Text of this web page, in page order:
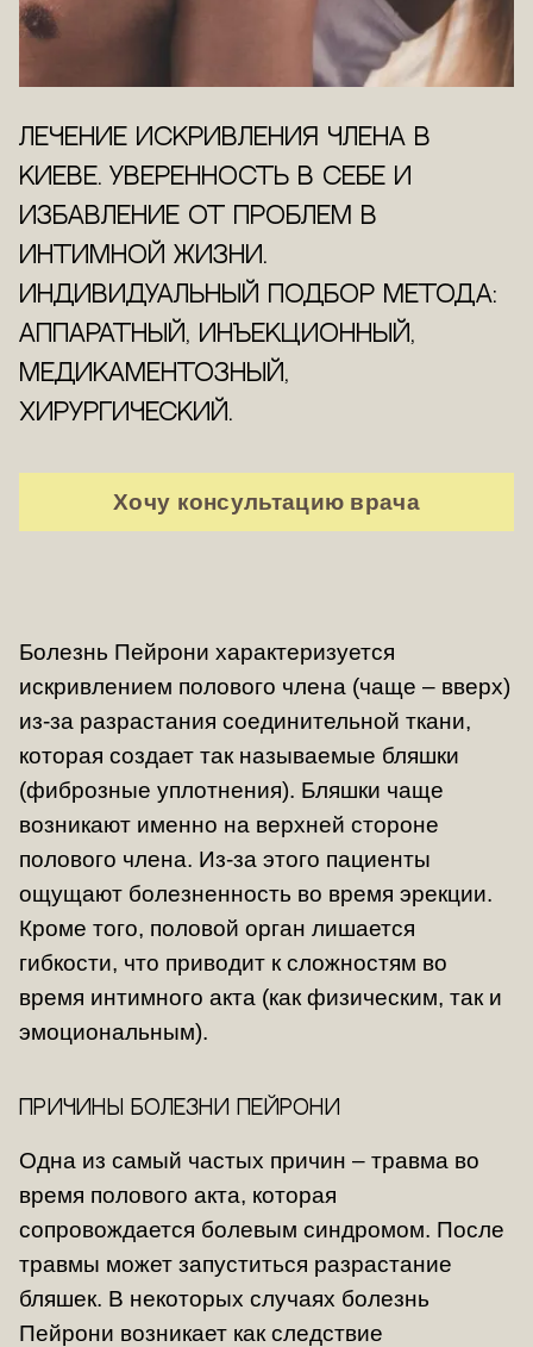
Лечение искривления члена в
Киеве. Уверенность в себе и
избавление от проблем в
интимной жизни.
Индивидуальный подбор метода:
аппаратный, инъекционный,
медикаментозный,
хирургический.
Хочу консультацию врача
Болезнь Пейрони характеризуется
искривлением полового члена (чаще – вверх)
из-за разрастания соединительной ткани,
которая создает так называемые бляшки
(фиброзные уплотнения). Бляшки чаще
возникают именно на верхней стороне
полового члена. Из-за этого пациенты
ощущают болезненность во время эрекции.
Кроме того, половой орган лишается
гибкости, что приводит к сложностям во
время интимного акта (как физическим, так и
эмоциональным).
Причины болезни Пейрони
Одна из самый частых причин – травма во
время полового акта, которая
сопровождается болевым синдромом. После
травмы может запуститься разрастание
бляшек. В некоторых случаях болезнь
Пейрони возникает как следствие